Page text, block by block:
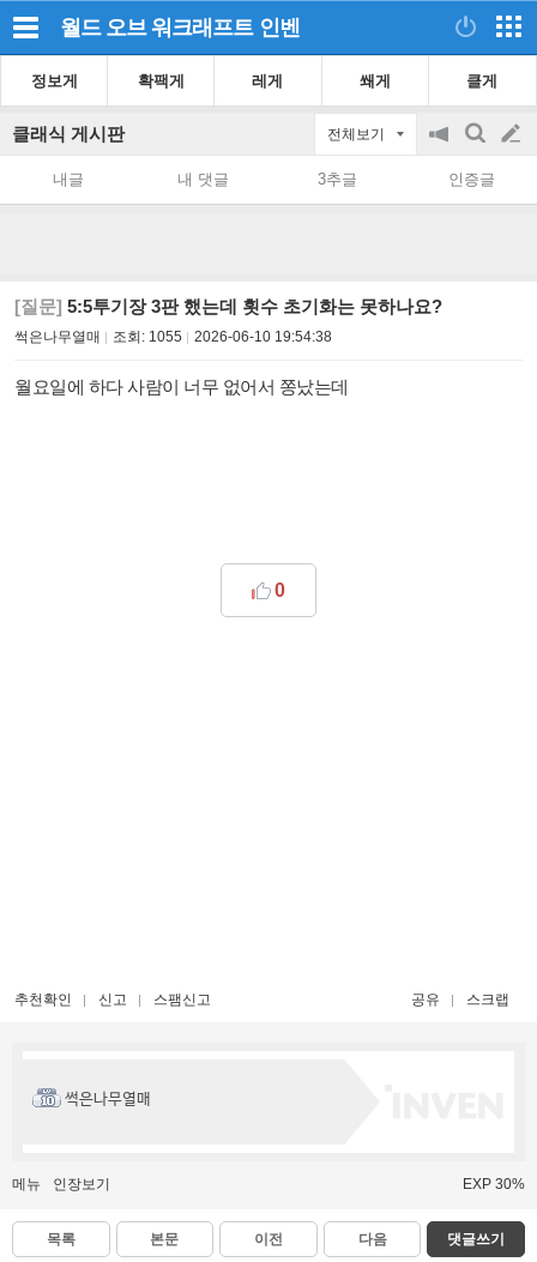
월드 오브 워크래프트 인벤
정보게 확팩게 레게 쐐게 클게
클래식 게시판 전체보기
공
on/off
검
색
글
쓰
내글 내 댓글 3추글 인증글
[질문] 5:5투기장 3판 했는데 횟수 초기화는 못하나요?
썩은나무열매 조회: 1055 2026-06-10 19:54:38
월요일에 하다 사람이 너무 없어서 쫑났는데
0
추천확인 신고 스팸신고 공유 스크랩
썩은나무열매
메뉴 인장보기 EXP 30%
목록 본문 이전 다음 댓글쓰기